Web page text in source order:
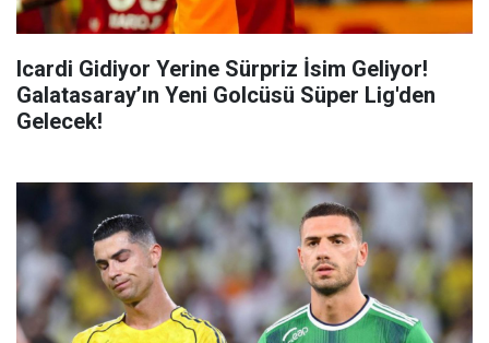
Icardi Gidiyor Yerine Sürpriz İsim Geliyor!
Galatasaray’ın Yeni Golcüsü Süper Lig'den
Gelecek!